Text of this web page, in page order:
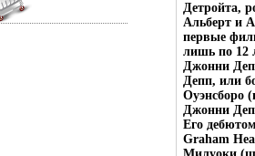
Детройта,
Альберт и
первые
лишь по 12
Джонни
Депп, или
Оуэнсборо
Джонни
Его
Graham